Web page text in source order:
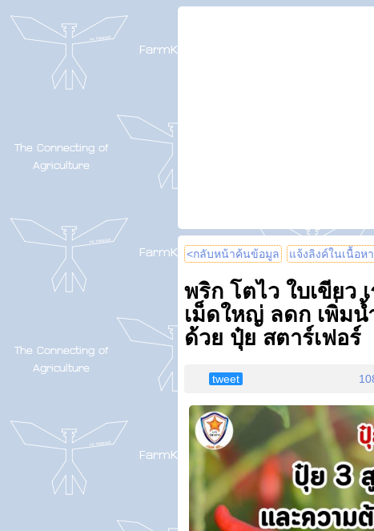
<กลับหน้าค้นข้อมูล แจ้งลิงค์ในเนื้อห
พริก โตไว ใบเขียว
เม็ดใหญ่ ลดก เพิ่ม
ด้วย ปุ๋ย สตาร์เฟอร์
tweet